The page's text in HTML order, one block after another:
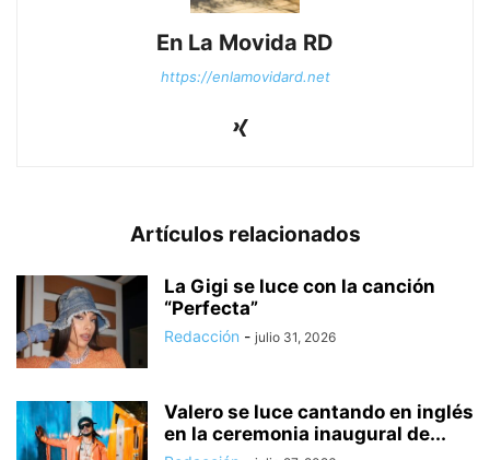
En La Movida RD
https://enlamovidard.net
Artículos relacionados
La Gigi se luce con la canción
“Perfecta”
Redacción - julio 31, 2026
Valero se luce cantando en inglés
en la ceremonia inaugural de...